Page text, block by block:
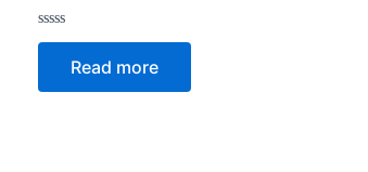
Rated
5
Read more